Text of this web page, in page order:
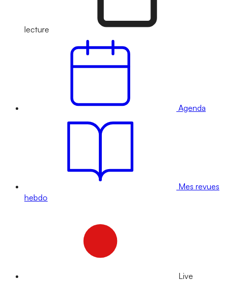
lecture
Agenda
Mes revues
hebdo
Live